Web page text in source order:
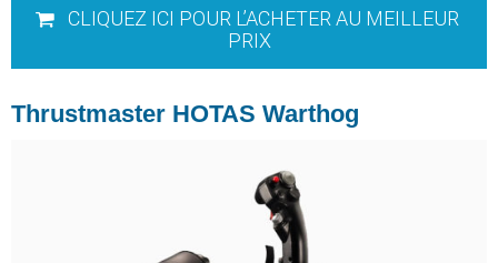
CLIQUEZ ICI POUR L’ACHETER AU MEILLEUR
PRIX
Thrustmaster HOTAS Warthog